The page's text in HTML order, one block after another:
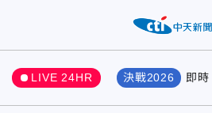
LIVE 24HR 決戰2026 即時